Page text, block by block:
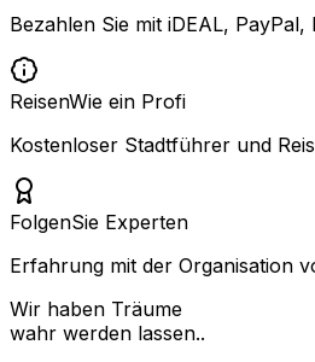
Bezahlen Sie mit iDEAL,
ReisenWie ein Profi
Kostenloser Stadtführer und
FolgenSie Experten
Erfahrung mit der Organisation
Wir haben Träume
wahr werden lassen..